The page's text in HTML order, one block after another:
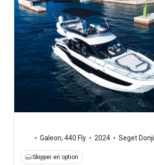
Galeon, 440 Fly 2024 Seget Donji
Skipper en option